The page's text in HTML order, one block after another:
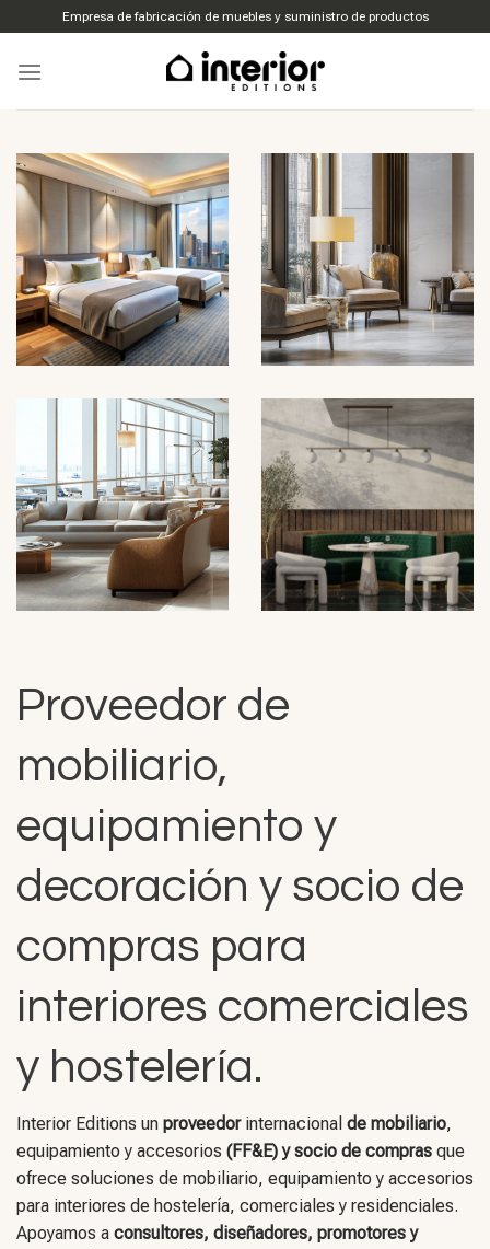
contenido
Empresa de fabricación de muebles y suministro de productos
Proveedor de
mobiliario,
equipamiento y
decoración y socio de
compras para
interiores comerciales
y hostelería.
Interior Editions un proveedorinternacional de mobiliario,
equipamiento y accesorios (FF&E) y socio de compras que
ofrece soluciones de mobiliario, equipamiento y accesorios
para interiores de hostelería, comerciales y residenciales.
Apoyamos a consultores, diseñadores, promotores y